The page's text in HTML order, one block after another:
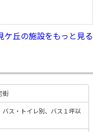
ケ丘の施設をもっと見る
街
ス・トイレ別、バス１坪以